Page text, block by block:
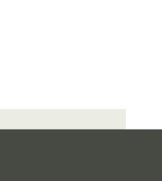
de entradas
del mes (mayo)